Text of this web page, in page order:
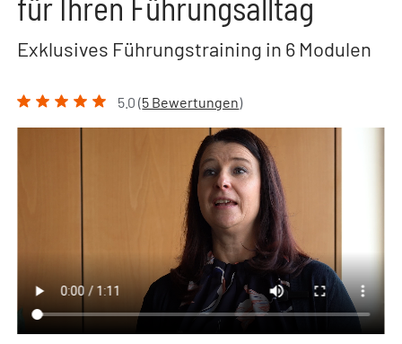
Exklusives Führungstraining in 6 Modulen
5.0 (5 Bewertungen)